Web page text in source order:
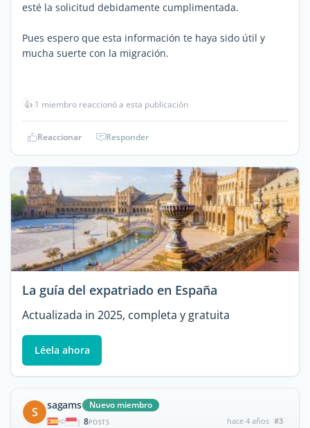
esté la solicitud debidamente cumplimentada.
Pues espero que esta información te haya sido útil y
mucha suerte con la migración.
👍 1 miembro reaccionó a esta publicación
Reaccionar Responder
La guía del expatriado en España
Actualizada in 2025, completa y gratuita
Léela ahora
S sagams Nuevo miembro
| 8POSTS hace 4 años #3